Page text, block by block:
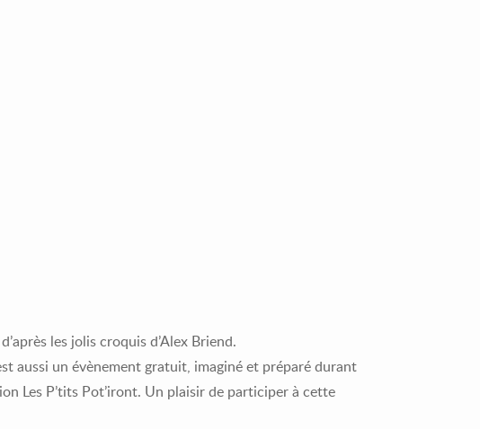
les jolis croquis d’Alex Briend.
aussi un évènement gratuit, imaginé et préparé durant
Les P’tits Pot’iront. Un plaisir de participer à cette